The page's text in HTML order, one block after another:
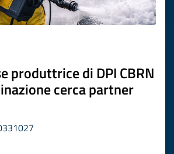
produttrice di DPI CBRN
cerca partner